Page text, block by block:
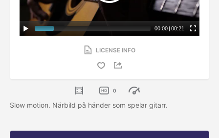
00:00 | 00:21
LICENSE INFO
0
Slow motion. Närbild på händer som spelar gitarr.